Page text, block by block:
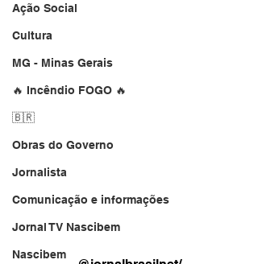
Ação Social
Cultura
MG - Minas Gerais
🔥 Incêndio FOGO 🔥
🇧🇷
Obras do Governo
Jornalista
Comunicação e informações
Jornal TV Nascibem
Nascibem